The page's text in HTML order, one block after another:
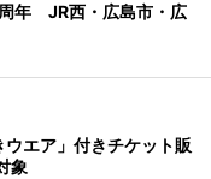
周年 JR西・広島市・広
エア」付きチケット販
象